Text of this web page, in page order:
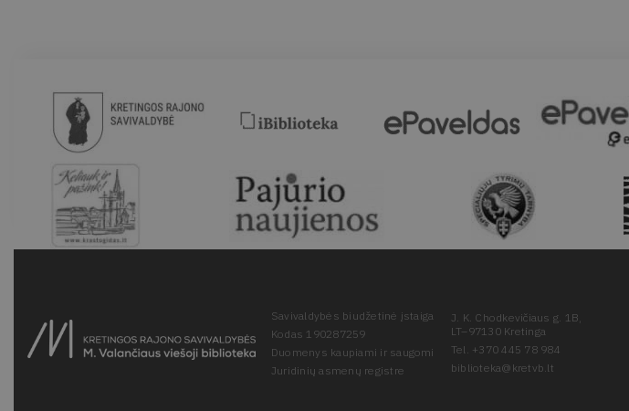
Savivaldybės biudžetinė įstaiga
Kodas 190287259
Duomenys kaupiami ir saugomi
Juridinių asmenų registre
J. K. Chodkevičiaus g. 1B,
LT–97130 Kretinga
Tel. +370 445 78 984
biblioteka@kretvb.lt